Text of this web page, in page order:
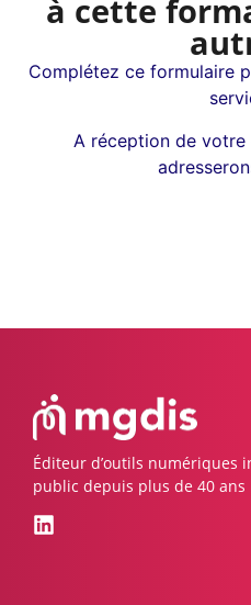
à cette
Complétez ce formulaire
A réception de votre
Éditeur d’outils numériques
public depuis plus de 40 ans